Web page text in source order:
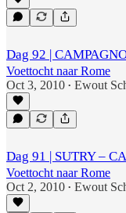
Dag 92 |
Voettocht naar Rome
Oct 3, 2010 • Ewout
Dag 91 | SUTRY –
Voettocht naar Rome
Oct 2, 2010 • Ewout